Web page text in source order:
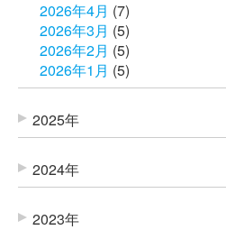
2026年4月 (7)
2026年3月 (5)
2026年2月 (5)
2026年1月 (5)
2025年
2024年
2023年